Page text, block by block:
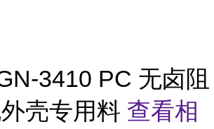
3410 PC 无卤阻
壳专用料 查看相